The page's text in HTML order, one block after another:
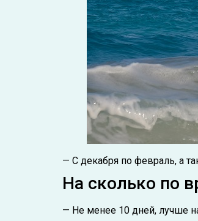
— С декабря по февраль, а
На сколько по
— Не менее 10 дней, лучше